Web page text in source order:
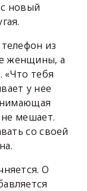
новый
из
женщины, а
«Что тебя
у нее
мешает.
со своей
О